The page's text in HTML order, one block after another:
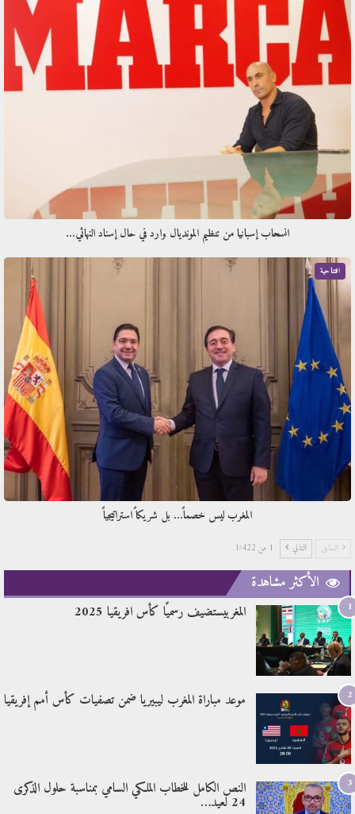
انسحاب إسبانيا من تنظيم المونديال وارد في حال إسناد النهائي…
افتتاحية
المغرب ليس خصماً… بل شريكاً استراتيجياً
السابق التالي 1 من 1٬422
الأكثر مشاهدة
1 المغربيستضيف رسميًا كأس افريقيا 2025
2 موعد مباراة المغرب ليبيريا ضمن تصفيات كأس أمم إفريقيا
3 النص الكامل للخطاب الملكي السامي بمناسبة حلول الذكرى
24 لعيد…